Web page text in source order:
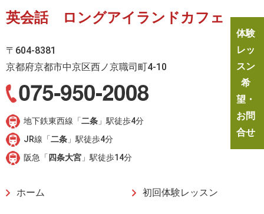
英会話 ロングアイランドカフェ
〒604-8381
京都府京都市中京区西ノ京職司町4-10
地下鉄東西線「二条 」駅徒歩4分
JR線「二条 」駅徒歩4分
阪急「四条大宮 」駅徒歩14分
ホーム 初回体験レッスン
体験
レッ
スン
希
望・
お問
合せ